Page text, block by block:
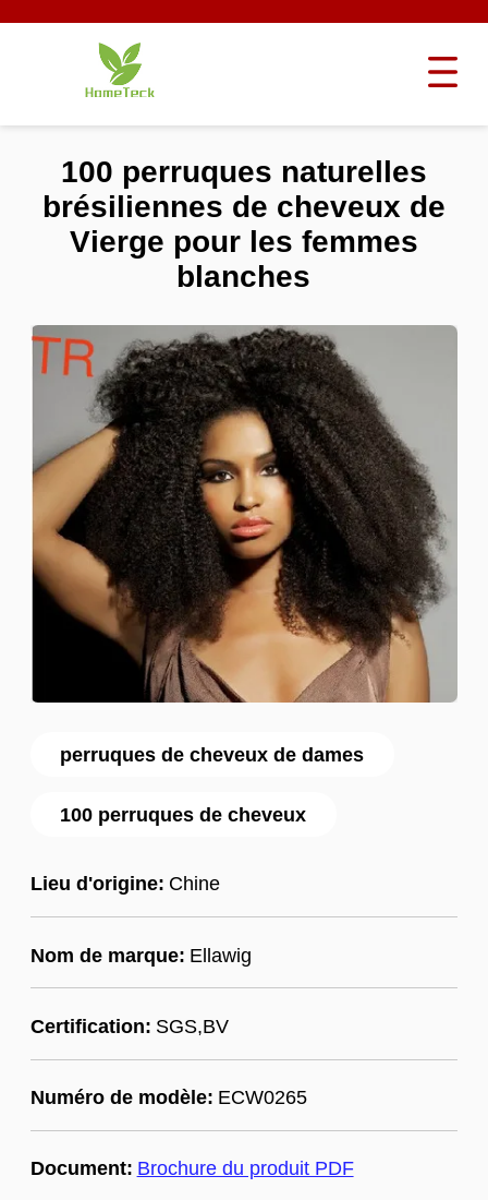
perruques de cheveux de dames
100 perruques de cheveux
Lieu d'origine: Chine
Nom de marque: Ellawig
Certification: SGS,BV
Numéro de modèle: ECW0265
Document: Brochure du produit PDF
100 perruques naturelles
brésiliennes de cheveux de
Vierge pour les femmes
blanches